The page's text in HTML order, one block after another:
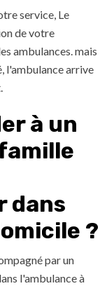
service, Le
de votre
ambulances. mais
l'ambulance arrive
à un
dans
?
par un
l'ambulance à